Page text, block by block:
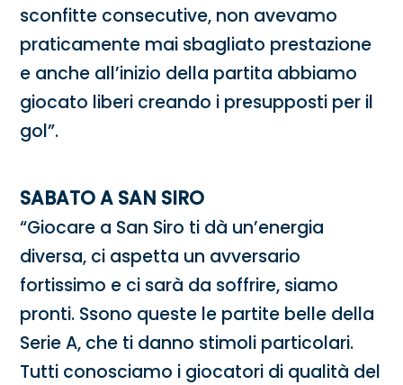
sconfitte consecutive, non avevamo
praticamente mai sbagliato prestazione
e anche all’inizio della partita abbiamo
giocato liberi creando i presupposti per il
gol”.
SABATO A SAN SIRO
“Giocare a San Siro ti dà un’energia
diversa, ci aspetta un avversario
fortissimo e ci sarà da soffrire, siamo
pronti. Ssono queste le partite belle della
Serie A, che ti danno stimoli particolari.
Tutti conosciamo i giocatori di qualità del